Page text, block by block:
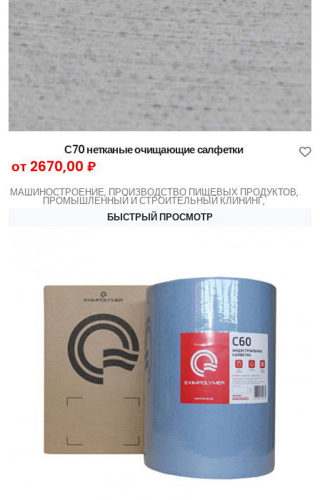
С70 нетканые очищающие салфетки
от 2670,00 ₽
МАШИНОСТРОЕНИЕ, ПРОИЗВОДСТВО ПИЩЕВЫХ ПРОДУКТОВ,
ПРОМЫШЛЕННЫЙ И СТРОИТЕЛЬНЫЙ КЛИНИНГ,
БЫСТРЫЙ ПРОСМОТР